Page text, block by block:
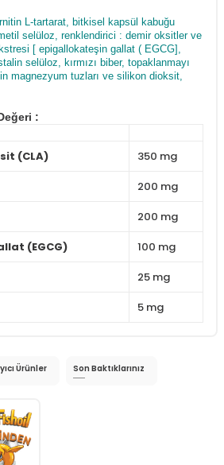
L-tartarat, bitkisel kapsül kabuğu
selüloz, renklendirici : demir oksitler ve
[ epigallokateşin gallat ( EGCG],
selüloz, kırmızı biber, topaklanmayı
magnezyum tuzları ve silikon dioksit,
:
(CLA)
350 mg
200 mg
200 mg
(EGCG)
100 mg
25 mg
5 mg
Ürünler Son Baktıklarınız